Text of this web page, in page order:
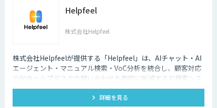
Helpfeel
株式会社Helpfeel
株式会社Helpfeelが提供する「Helpfeel」は、AIチャット・AI
エージェント・マニュアル検索・VoC分析を統合し、顧客対応
や社内ヘルプデスクの問い合わせを劇的に削減するAI検索シス
テムです。特許技術と手厚い伴走支援で、誰でも即座に答えを
詳細を見る